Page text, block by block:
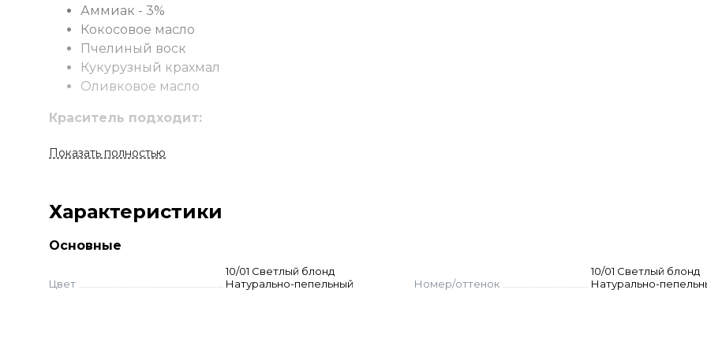
Аммиак - 3%
Кокосовое масло
Пчелиный воск
Кукурузный крахмал
Оливковое масло
Краситель подходит:
Для всех видов классического перманентного первичного и вторичного окрашивания
Для одновременного осветления и окрашивания натуральных волос до 3 тонов при работе с
модными оттенками
Для осветления натуральных волос до 5 тонов при работе с суперосветляющей серией
Применение
Показать полностью
Характеристики
Основные
Цвет
10/01 Светлый блонд
Натурально-пепельный
Номер/оттенок
10/01 Светлый блонд
Натурально-